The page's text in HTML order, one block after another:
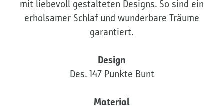
mit liebevoll gestalteten Designs. So sind ein
erholsamer Schlaf und wunderbare Träume
garantiert.
Design
Des. 147 Punkte Bunt
Material